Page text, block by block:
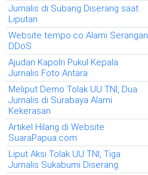
Jurnalis di Subang Diserang saat
Liputan
Website tempo.co Alami Serangan
DDoS
Ajudan Kapolri Pukul Kepala
Jurnalis Foto Antara
Meliput Demo Tolak UU TNI, Dua
Jurnalis di Surabaya Alami
Kekerasan
Artikel Hilang di Website
SuaraPapua.com
Liput Aksi Tolak UU TNI, Tiga
Jurnalis Sukabumi Diserang